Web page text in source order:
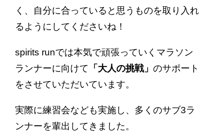
く、自分に合っていると思うものを取り入れ
るようにしてくださいね！
spirits runでは本気で頑張っていくマラソン
ランナーに向けて
「大人の挑戦」のサポート
をさせていただいています。
実際に練習会なども実施し、多くのサブ3ラ
ンナーを輩出してきました。